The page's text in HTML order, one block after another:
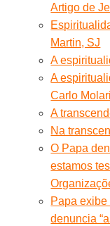
Artigo de
Martin, SJ
A
A
Carlo Molari
A
Na
O Papa
estamos
Papa
denuncia